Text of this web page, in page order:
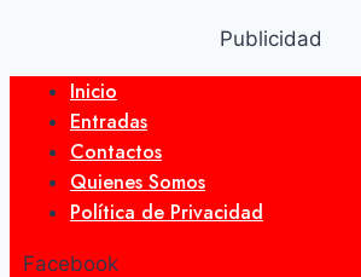
Publicidad
Inicio
Entradas
Contactos
Quienes Somos
Política de Privacidad
Facebook